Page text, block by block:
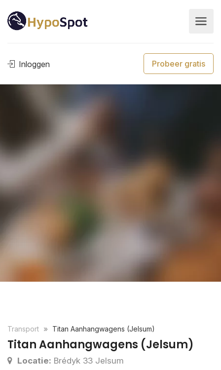
Inloggen Probeer gratis
Transport Titan Aanhangwagens (Jelsum)
Titan Aanhangwagens (Jelsum)
Locatie: Brédyk 33 Jelsum